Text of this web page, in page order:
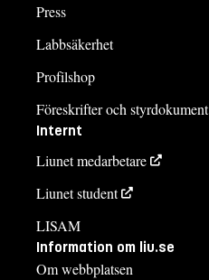
Press
Labbsäkerhet
Profilshop
Föreskrifter och styrdokument
Internt
Liunet medarbetare
Liunet student
LISAM
Information om liu.se
Om webbplatsen